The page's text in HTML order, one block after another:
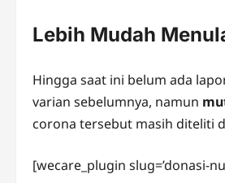
Lebih Mudah
Hingga saat ini belum ada
varian sebelumnya, namun
corona tersebut masih diteliti
[wecare_plugin slug=’donasi-